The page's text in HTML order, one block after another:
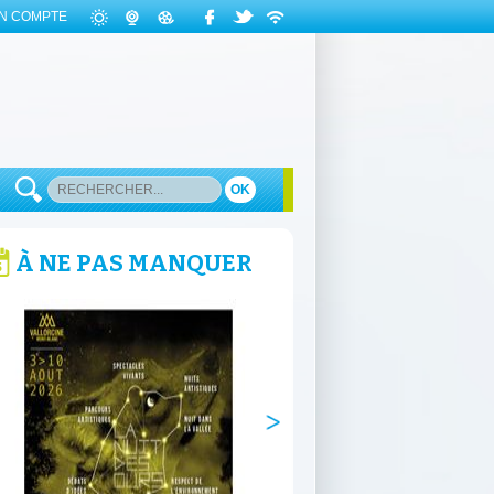
COMPTE
OK
À NE PAS MANQUER